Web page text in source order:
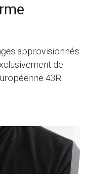
approvisionnés
de
43R.